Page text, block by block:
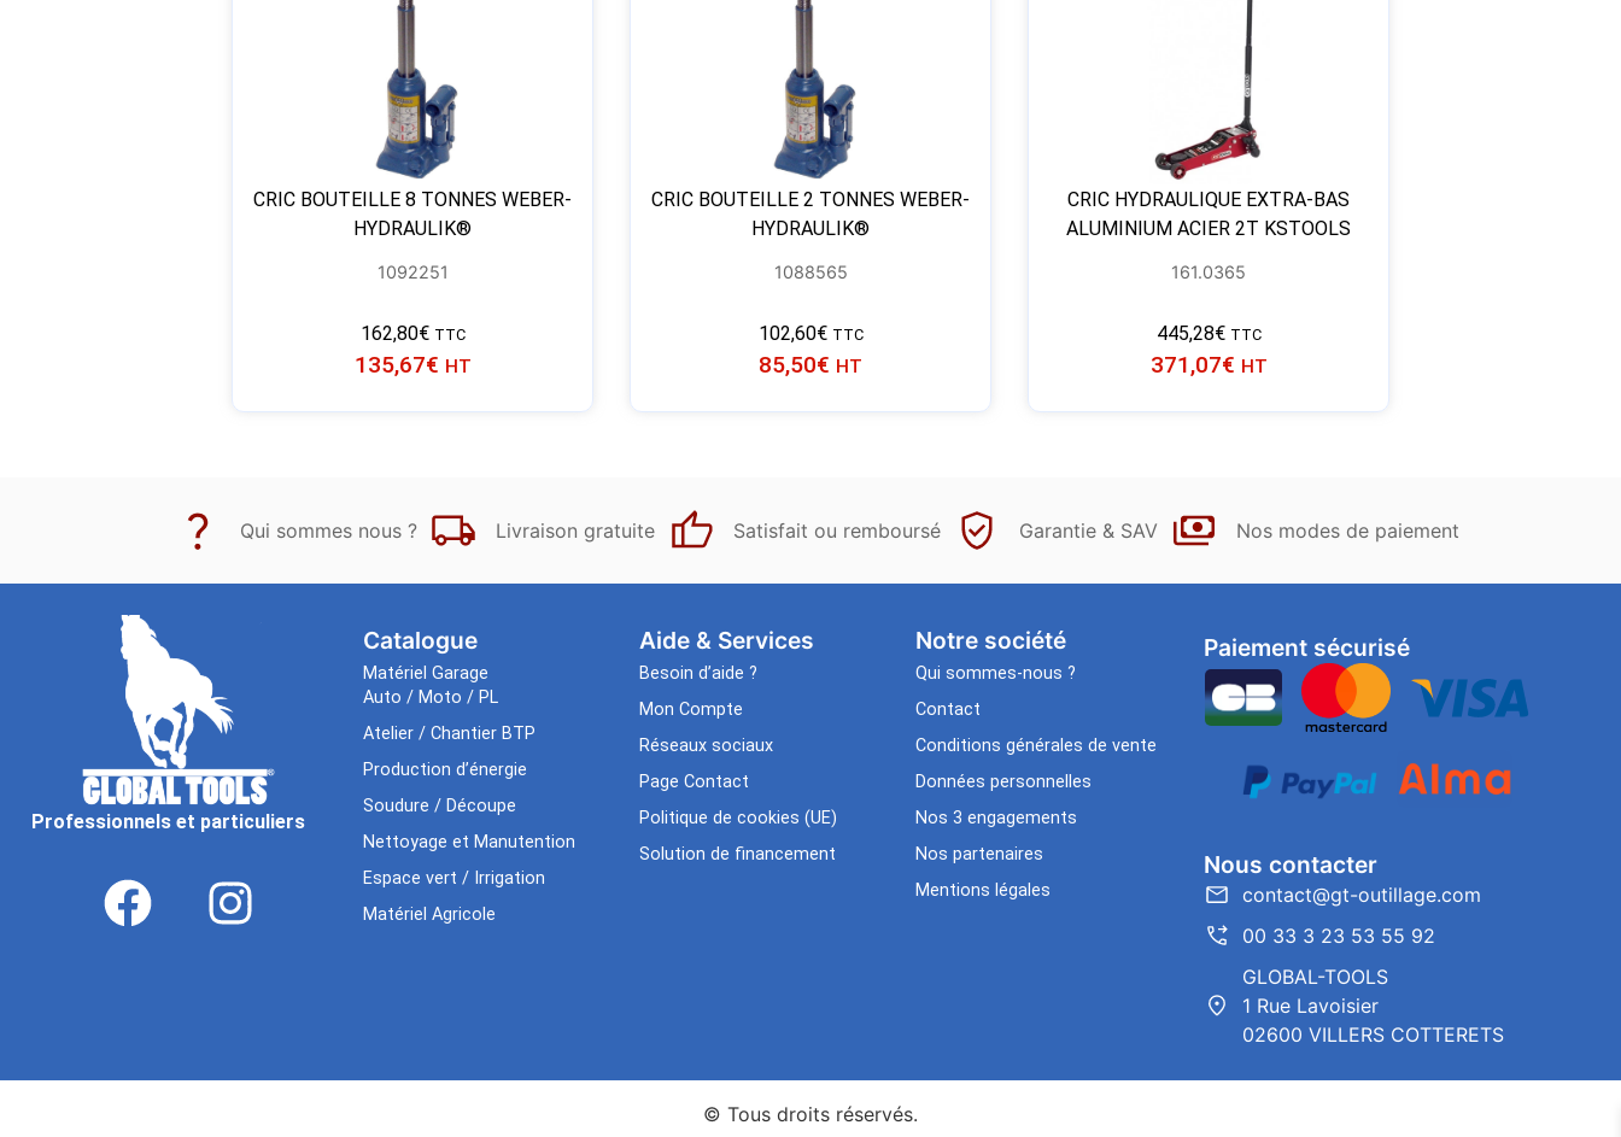
CRIC BOUTEILLE 8 TONNES WEBER-
HYDRAULIK®
1092251
162,80€ TTC
135,67€ HT
CRIC BOUTEILLE 2 TONNES WEBER-
HYDRAULIK®
1088565
102,60€ TTC
85,50€ HT
CRIC HYDRAULIQUE EXTRA-BAS
ALUMINIUM ACIER 2T KSTOOLS
161.0365
445,28€ TTC
371,07€ HT
Qui sommes nous ? Livraison gratuite Satisfait ou remboursé Garantie & SAV Nos modes de paiement
Professionnels et particuliers
Catalogue
Matériel Garage
Auto / Moto / PL
Atelier / Chantier BTP
Production d’énergie
Soudure / Découpe
Nettoyage et Manutention
Espace vert / Irrigation
Matériel Agricole
Aide & Services​
Besoin d’aide ?
Mon Compte
Réseaux sociaux
Page Contact
Politique de cookies (UE)
Solution de financement
Notre société
Qui sommes-nous ?
Contact
Conditions générales de vente
Données personnelles
Nos 3 engagements
Nos partenaires
Mentions légales
Paiement sécurisé
Nous contacter
contact@gt-outillage.com
00 33 3 23 53 55 92
GLOBAL-TOOLS
1 Rue Lavoisier
02600 VILLERS COTTERETS
© Tous droits réservés.